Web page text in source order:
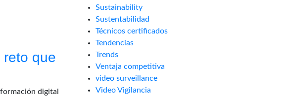
que
digital
Sustainability
Sustentabilidad
Técnicos certificados
Tendencias
Trends
Ventaja competitiva
video surveillance
Video Vigilancia